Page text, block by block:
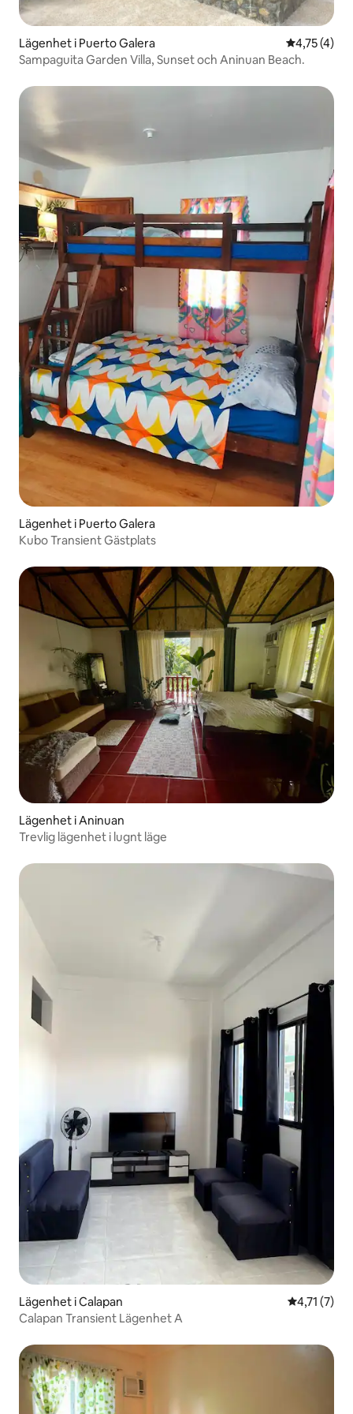
Lägenhet i Puerto Galera 4,75 av 5 i
4,75 (4)
Sampaguita Garden Villa, Sunset och Aninuan Beach.
Lägenhet i Puerto Galera
Kubo Transient Gästplats
Lägenhet i Aninuan
Trevlig lägenhet i lugnt läge
Lägenhet i Calapan 4,71 av 5 i
4,71 (7)
Calapan Transient Lägenhet A